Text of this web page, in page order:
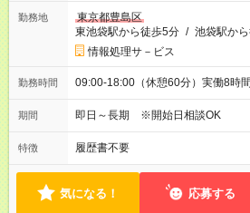
勤務地
東京都豊島区
東池袋駅から徒歩5分 / 池袋駅か
情報処理サ－ビス
勤務時間 09:00-18:00（休憩60分）実働8時
期間 即日～長期 ※開始日相談OK
特徴 履歴書不要
気になる！ 応募する